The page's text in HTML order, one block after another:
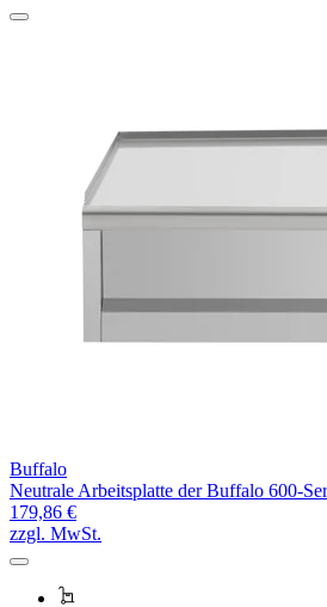
Buffalo
Neutrale Arbeitsplatte der Buffalo 600-
179,86 €
zzgl. MwSt.